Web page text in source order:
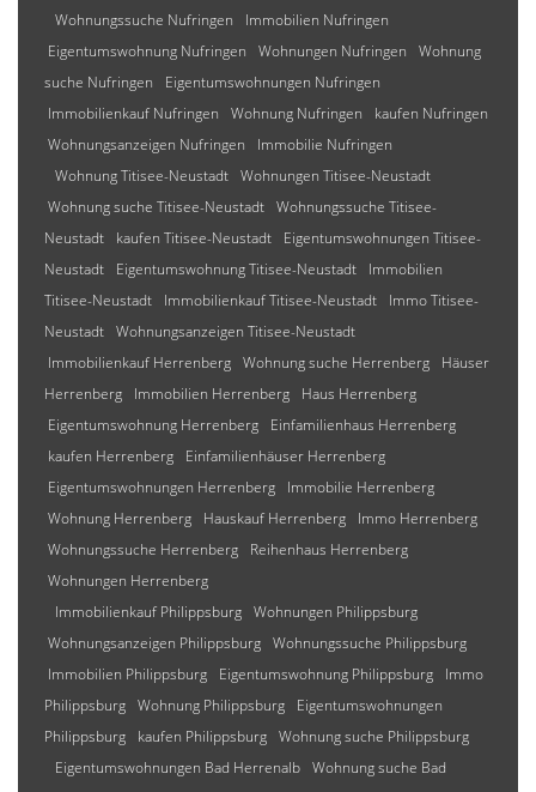
Wohnungssuche Nufringen
Immobilien Nufringen
Eigentumswohnung Nufringen
Wohnungen Nufringen
Wohnung
suche Nufringen
Eigentumswohnungen Nufringen
Immobilienkauf Nufringen
Wohnung Nufringen
kaufen Nufringen
Wohnungsanzeigen Nufringen
Immobilie Nufringen
Wohnung Titisee-Neustadt Wohnungen Titisee-Neustadt
Wohnung suche Titisee-Neustadt Wohnungssuche Titisee-
Neustadt
kaufen Titisee-Neustadt
Eigentumswohnungen Titisee-
Neustadt
Eigentumswohnung Titisee-Neustadt
Immobilien
Titisee-Neustadt
Immobilienkauf Titisee-Neustadt
Immo Titisee-
Neustadt Wohnungsanzeigen Titisee-Neustadt
Immobilienkauf Herrenberg Wohnung suche Herrenberg
Häuser
Herrenberg
Immobilien Herrenberg
Haus Herrenberg
Eigentumswohnung Herrenberg
Einfamilienhaus Herrenberg
kaufen Herrenberg
Einfamilienhäuser Herrenberg
Eigentumswohnungen Herrenberg
Immobilie Herrenberg
Wohnung Herrenberg
Hauskauf Herrenberg
Immo Herrenberg
Wohnungssuche Herrenberg
Reihenhaus Herrenberg
Wohnungen Herrenberg
Immobilienkauf Philippsburg Wohnungen Philippsburg
Wohnungsanzeigen Philippsburg Wohnungssuche Philippsburg
Immobilien Philippsburg
Eigentumswohnung Philippsburg
Immo
Philippsburg Wohnung Philippsburg
Eigentumswohnungen
Philippsburg
kaufen Philippsburg Wohnung suche Philippsburg
Eigentumswohnungen Bad Herrenalb Wohnung suche Bad